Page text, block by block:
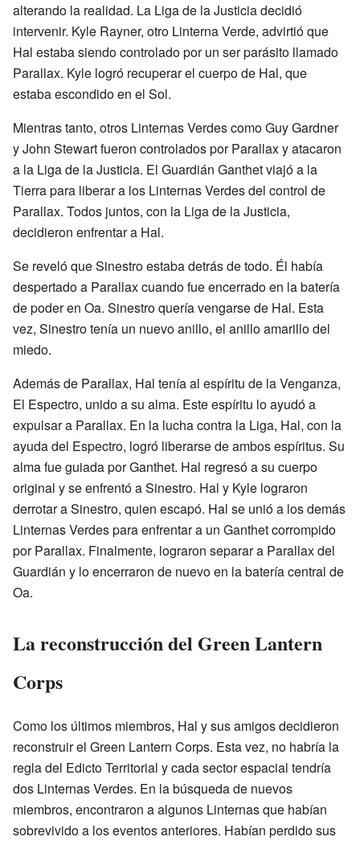
alterando la realidad. La Liga de la Justicia decidió
intervenir. Kyle Rayner, otro Linterna Verde, advirtió que
Hal estaba siendo controlado por un ser parásito llamado
Parallax. Kyle logró recuperar el cuerpo de Hal, que
estaba escondido en el Sol.
Mientras tanto, otros Linternas Verdes como Guy Gardner
y John Stewart fueron controlados por Parallax y atacaron
a la Liga de la Justicia. El Guardián Ganthet viajó a la
Tierra para liberar a los Linternas Verdes del control de
Parallax. Todos juntos, con la Liga de la Justicia,
decidieron enfrentar a Hal.
Se reveló que Sinestro estaba detrás de todo. Él había
despertado a Parallax cuando fue encerrado en la batería
de poder en Oa. Sinestro quería vengarse de Hal. Esta
vez, Sinestro tenía un nuevo anillo, el anillo amarillo del
miedo.
Además de Parallax, Hal tenía al espíritu de la Venganza,
El Espectro, unido a su alma. Este espíritu lo ayudó a
expulsar a Parallax. En la lucha contra la Liga, Hal, con la
ayuda del Espectro, logró liberarse de ambos espíritus. Su
alma fue guiada por Ganthet. Hal regresó a su cuerpo
original y se enfrentó a Sinestro. Hal y Kyle lograron
derrotar a Sinestro, quien escapó. Hal se unió a los demás
Linternas Verdes para enfrentar a un Ganthet corrompido
por Parallax. Finalmente, lograron separar a Parallax del
Guardián y lo encerraron de nuevo en la batería central de
Oa.
La reconstrucción del Green Lantern
Corps
Como los últimos miembros, Hal y sus amigos decidieron
reconstruir el Green Lantern Corps. Esta vez, no habría la
regla del Edicto Territorial y cada sector espacial tendría
dos Linternas Verdes. En la búsqueda de nuevos
miembros, encontraron a algunos Linternas que habían
sobrevivido a los eventos anteriores. Habían perdido sus